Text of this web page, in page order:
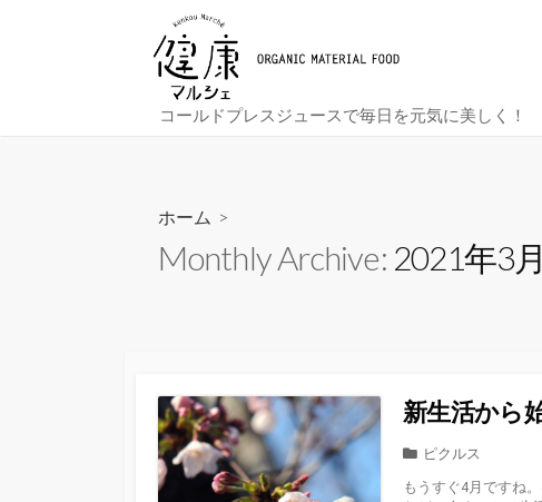
ツ
コールドプレスジュースで毎日を元気に美しく！
ホーム >
Monthly Archive: 2021年3月
新生活から
カ
ゴ
ピクルス
もうすぐ4月ですね